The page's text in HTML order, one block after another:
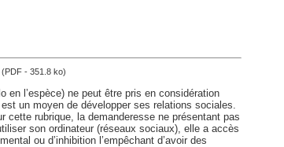
(PDF - 351.8 ko)
en l’espèce) ne peut être pris en considération
un moyen de développer ses relations sociales.
cette rubrique, la demanderesse ne présentant pas
son ordinateur (réseaux sociaux), elle a accès
ou d’inhibition l’empêchant d’avoir des